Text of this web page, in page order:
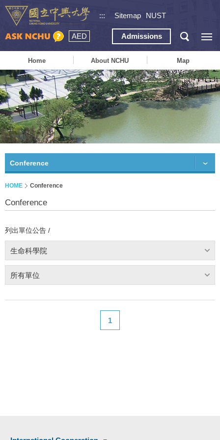
::: Sitemap NUST
AED Admissions
Home About NCHU Map
Conference
HOME Conference
Conference
列出單位公告 /
生命科學院
所有單位
1